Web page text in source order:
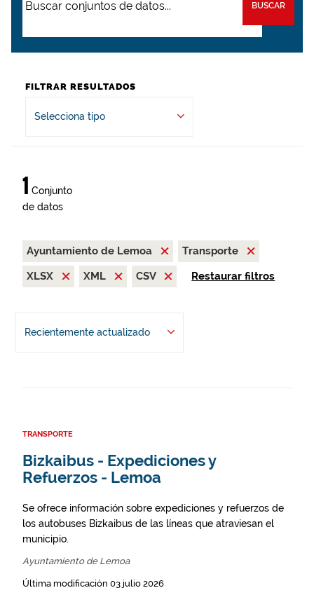
BUSCAR
FILTRAR RESULTADOS
Selecciona tipo
1 Conjunto
de datos
Ayuntamiento de Lemoa
Transporte
XLSX
XML CSV Restaurar filtros
Recientemente actualizado
TRANSPORTE
Bizkaibus - Expediciones y
Refuerzos - Lemoa
Se ofrece información sobre expediciones y refuerzos de
los autobuses Bizkaibus de las líneas que atraviesan el
municipio.
Ayuntamiento de Lemoa
Última modificación 03 julio 2026